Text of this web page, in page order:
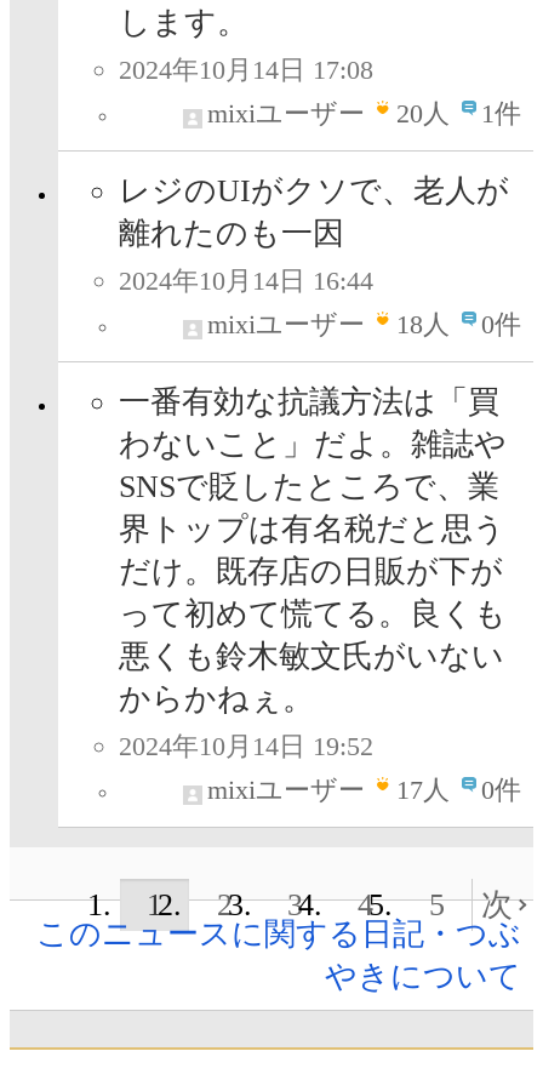
します。
2024年10月14日 17:08
mixiユーザー
20人 1件
レジのUIがクソで、老人が
離れたのも一因
2024年10月14日 16:44
mixiユーザー
18人 0件
一番有効な抗議方法は「買
わないこと」だよ。雑誌や
SNSで貶したところで、業
界トップは有名税だと思う
だけ。既存店の日販が下が
って初めて慌てる。良くも
悪くも鈴木敏文氏がいない
からかねぇ。
2024年10月14日 19:52
mixiユーザー
17人 0件
1 2 3 4 5
次
このニュースに関する日記・つぶ
やきについて